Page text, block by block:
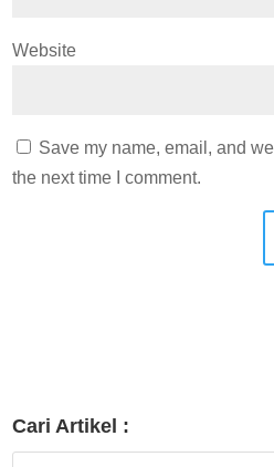
Website
Save my name, email, and
the next time I comment.
Cari Artikel :